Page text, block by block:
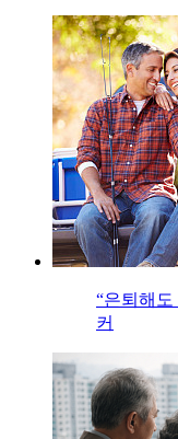
“은퇴해
커